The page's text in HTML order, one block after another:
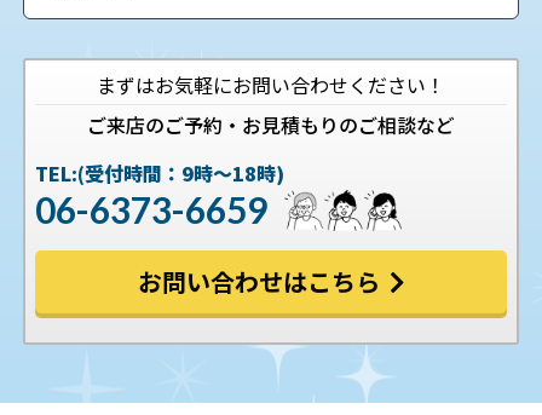
まずはお気軽にお問い合わせください！
ご来店のご予約・お見積もりのご相談など
TEL:(受付時間：9時〜18時)
06-6373-6659
お問い合わせはこちら